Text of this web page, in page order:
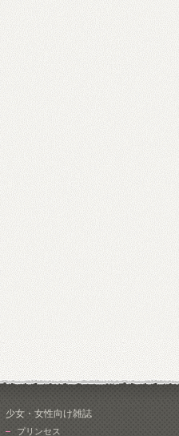
少女・女性向け雑誌
プリンセス